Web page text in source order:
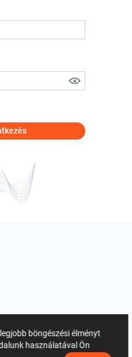
böngészési élményt
használatával Ön